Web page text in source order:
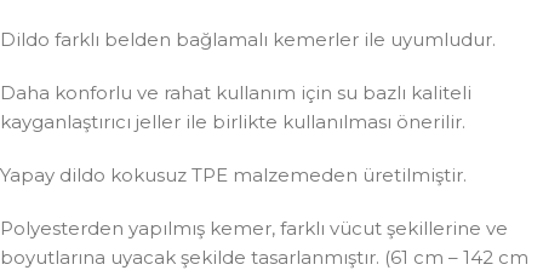
Dildo farklı belden bağlamalı kemerler ile uyumludur.
Daha konforlu ve rahat kullanım için su bazlı kaliteli
kayganlaştırıcı jeller ile birlikte kullanılması önerilir.
Yapay dildo kokusuz TPE malzemeden üretilmiştir.
Polyesterden yapılmış kemer, farklı vücut şekillerine ve
boyutlarına uyacak şekilde tasarlanmıştır. (61 cm – 142 cm